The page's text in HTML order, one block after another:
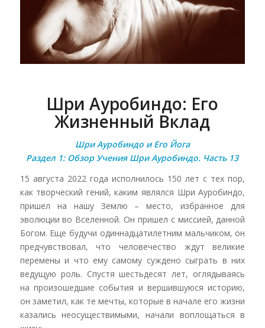
Шри Ауробиндо: Его
Жизненный Вклад
Шри Ауробиндо и Его Йога
Раздел 1: Обзор Учения Шри Ауробиндо. Часть 13
15 августа 2022 года исполнилось 150 лет с тех пор,
как творческий гений, каким являлся Шри Ауробиндо,
пришел на нашу Землю – место, избранное для
эволюции во Вселенной. Он пришел с миссией, данной
Богом. Еще будучи одиннадцатилетним мальчиком, он
предчувствовал, что человечество ждут великие
перемены и что ему самому суждено сыграть в них
ведущую роль. Спустя шестьдесят лет, оглядываясь
на произошедшие события и вершившуюся историю,
он заметил, как те мечты, которые в начале его жизни
казались неосуществимыми, начали воплощаться в